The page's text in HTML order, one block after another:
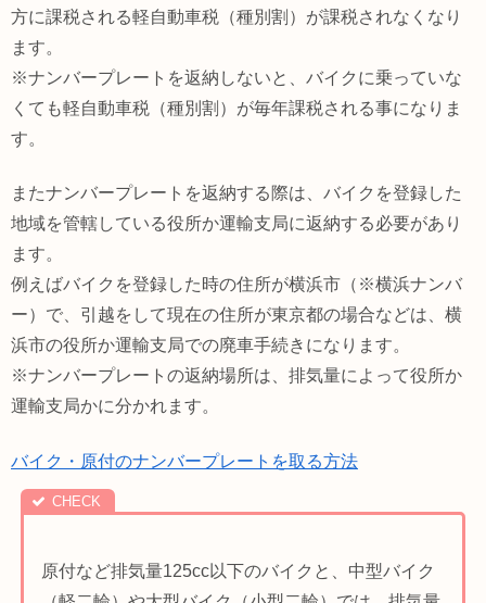
方に課税される軽自動車税（種別割）が課税されなくなり
ます。
※ナンバープレートを返納しないと、バイクに乗っていな
くても軽自動車税（種別割）が毎年課税される事になりま
す。
またナンバープレートを返納する際は、バイクを登録した
地域を管轄している役所か運輸支局に返納する必要があり
ます。
例えばバイクを登録した時の住所が横浜市（※横浜ナンバ
ー）で、引越をして現在の住所が東京都の場合などは、横
浜市の役所か運輸支局での廃車手続きになります。
※ナンバープレートの返納場所は、排気量によって役所か
運輸支局かに分かれます。
バイク・原付のナンバープレートを取る方法
原付など排気量125cc以下のバイクと、中型バイク